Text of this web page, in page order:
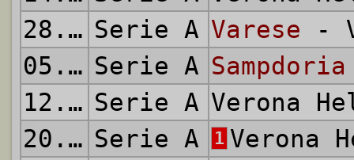
28.11.1971 Serie A Varese -
05.12.1971 Serie A Sampdoria
12.12.1971 Serie A Verona
20.12.1971 Serie A 1 Verona